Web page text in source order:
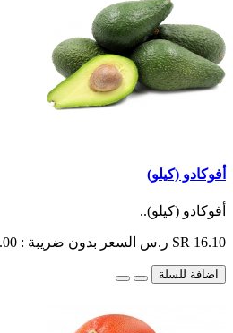
أفوكادو (كيلو)
أفوكادو (كيلو)..
SR 16.10 ر.س السعر بدون ضريبة : SR 14.00 ر.س
اضافة للسلة